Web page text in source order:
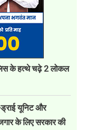
के हत्थे चढ़े 2 लोकल
यूनिट और
के लिए सरकार की